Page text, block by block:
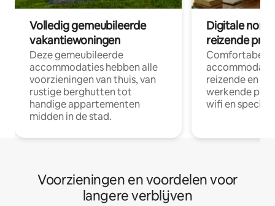
Volledig gemeubileerde
vakantiewoningen
Deze gemeubileerde
accommodaties hebben alle
voorzieningen van thuis, van
rustige berghutten tot
handige appartementen
midden in de stad.
Digitale
reizende
Comfortabele
reizende en
werkende
wifi en
Voorzieningen en voordelen voor
langere verblijven